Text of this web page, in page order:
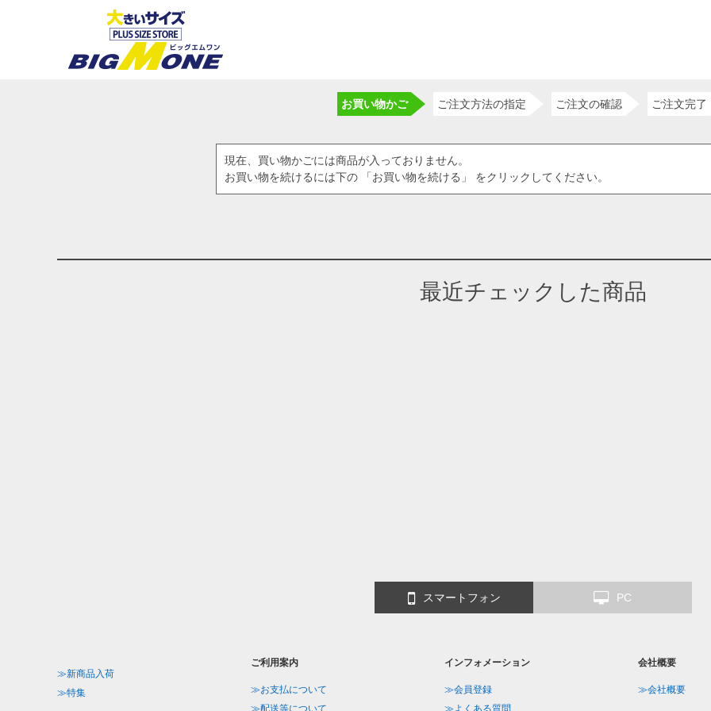
お買い物かご ご注文方法の指定 ご注文の確認 ご注文完了
現在、買い物かごには商品が入っておりません。
お買い物を続けるには下の 「お買い物を続ける」 をクリックしてください。
最近チェックした商品
スマートフォン PC
≫新商品入荷
≫特集
ご利用案内
≫お支払について
≫配送等について
インフォメーション
≫会員登録
≫よくある質問
会社概要
≫会社概要